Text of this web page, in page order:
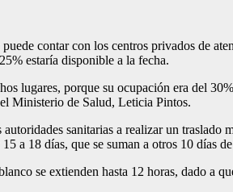
contar con los centros privados de
estaría disponible a la fecha.
lugares, porque su ocupación era del
​Ministerio de Salud​, Leticia Pintos.
sanitarias a realizar un
a 18 días, que se suman a otros 10 días
se extienden hasta 12 horas, dado a